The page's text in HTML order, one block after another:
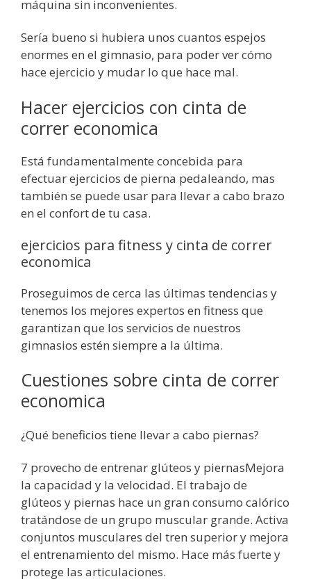
máquina sin inconvenientes.
Sería bueno si hubiera unos cuantos espejos
enormes en el gimnasio, para poder ver cómo
hace ejercicio y mudar lo que hace mal.
Hacer ejercicios con cinta de
correr economica
Está fundamentalmente concebida para
efectuar ejercicios de pierna pedaleando, mas
también se puede usar para llevar a cabo brazo
en el confort de tu casa.
ejercicios para fitness y cinta de correr
economica
Proseguimos de cerca las últimas tendencias y
tenemos los mejores expertos en fitness que
garantizan que los servicios de nuestros
gimnasios estén siempre a la última.
Cuestiones sobre cinta de correr
economica
¿Qué beneficios tiene llevar a cabo piernas?
7 provecho de entrenar glúteos y piernasMejora
la capacidad y la velocidad. El trabajo de
glúteos y piernas hace un gran consumo calórico
tratándose de un grupo muscular grande. Activa
conjuntos musculares del tren superior y mejora
el entrenamiento del mismo. Hace más fuerte y
protege las articulaciones.